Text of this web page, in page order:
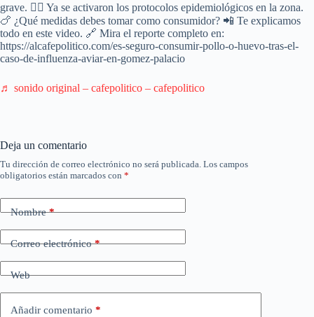
grave. 👨‍⚕️ Ya se activaron los protocolos epidemiológicos en la zona.
🍗 ¿Qué medidas debes tomar como consumidor? 📲 Te explicamos
todo en este video. 🔗 Mira el reporte completo en:
https://alcafepolitico.com/es-seguro-consumir-pollo-o-huevo-tras-el-
caso-de-influenza-aviar-en-gomez-palacio
♬ sonido original – cafepolitico – cafepolitico
Deja un comentario
Tu dirección de correo electrónico no será publicada. Los campos
obligatorios están marcados con *
Nombre*
Correo electrónico*
Web
Añadir comentario *